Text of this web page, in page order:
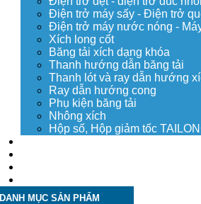
Điện trở máy sấy - Điện trở
Điện trở máy nước nóng -
Xích long cốt
Băng tải xích dạng khóa
Thanh hướng dẫn băng tải
Thanh lót và ray dẫn hướng
Ray dẫn hướng cong
Phụ kiện băng tải
Nhông xích
Hộp số, Hộp giảm tốc
DANH MỤC SẢN PHẨM